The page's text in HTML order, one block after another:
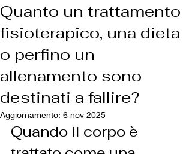
Quanto un trattamento
fisioterapico, una dieta
o perfino un
allenamento sono
destinati a fallire?
Aggiornamento: 6 nov 2025
Quando il corpo è